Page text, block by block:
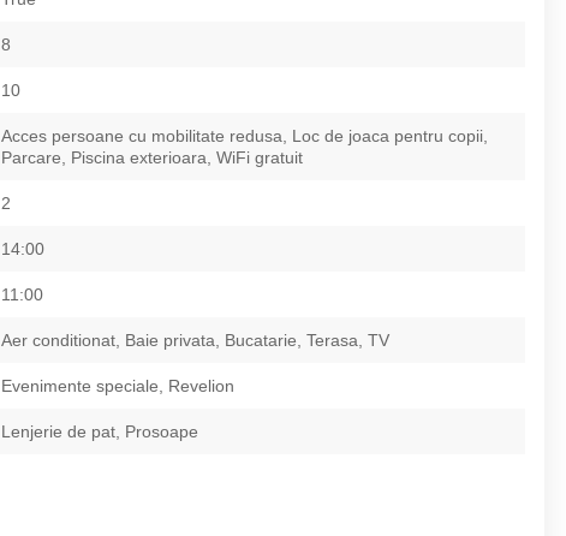
8
10
Acces persoane cu mobilitate redusa, Loc de joaca pentru copii,
Parcare, Piscina exterioara, WiFi gratuit
2
14:00
11:00
Aer conditionat, Baie privata, Bucatarie, Terasa, TV
Evenimente speciale, Revelion
Lenjerie de pat, Prosoape